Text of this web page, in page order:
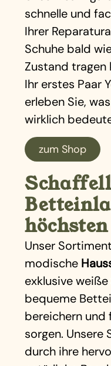
schnelle und
Ihrer
Schuhe bald
Zustand tragen
Ihr erstes Paar
erleben Sie,
wirklich
zum Shop
Unser
modische
exklusive
bequeme
bereichern und
sorgen. Unsere
durch ihre